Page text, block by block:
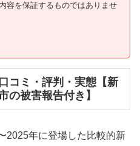
容を保証するものではありませ
コミ・評判・実態【新
の被害報告付き】
2025年に登場した比較的新